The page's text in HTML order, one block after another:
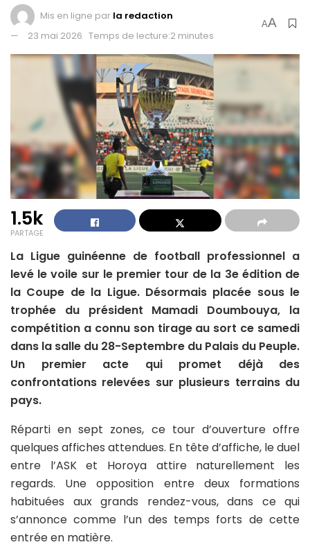
Mis en ligne par la redaction
23 mai 2026 Temps de lecture:2 minutes
AA
1.5k
PARTAGE
La Ligue guinéenne de football professionnel a
levé le voile sur le premier tour de la 3e édition de
la Coupe de la Ligue. Désormais placée sous le
trophée du président Mamadi Doumbouya, la
compétition a connu son tirage au sort ce samedi
dans la salle du 28-Septembre du Palais du Peuple.
Un premier acte qui promet déjà des
confrontations relevées sur plusieurs terrains du
pays.
Réparti en sept zones, ce tour d’ouverture offre
quelques affiches attendues. En tête d’affiche, le duel
entre l’ASK et Horoya attire naturellement les
regards. Une opposition entre deux formations
habituées aux grands rendez-vous, dans ce qui
s’annonce comme l’un des temps forts de cette
entrée en matière.